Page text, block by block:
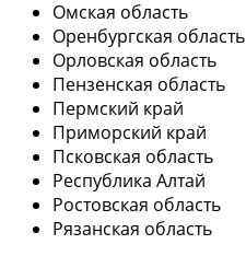
Омская область
Оренбургская область
Орловская область
Пензенская область
Пермский край
Приморский край
Псковская область
Республика Алтай
Ростовская область
Рязанская область